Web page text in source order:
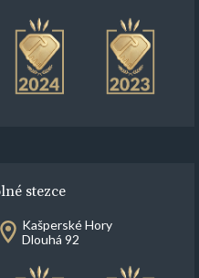
stezce
Kašperské Hory
Dlouhá 92